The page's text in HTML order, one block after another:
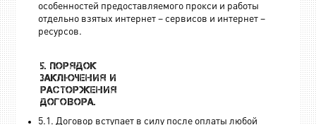
особенностей предоставляемого прокси и работы
отдельно взятых интернет – сервисов и интернет –
ресурсов.
5. Порядок
заключения и
расторжения
договора.
5.1. Договор вступает в силу после оплаты любой